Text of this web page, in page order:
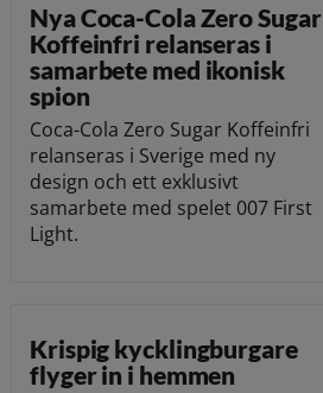
Nya Coca-Cola Zero Sugar
Koffeinfri relanseras i
samarbete med ikonisk
spion
Coca-Cola Zero Sugar Koffeinfri
relanseras i Sverige med ny
design och ett exklusivt
samarbete med spelet 007 First
Light.
Krispig kycklingburgare
flyger in i hemmen